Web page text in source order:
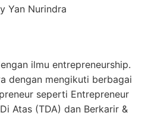
Yan Nurindra
ilmu entrepreneurship.
dengan mengikuti berbagai
seperti Entrepreneur
Atas (TDA) dan Berkarir &